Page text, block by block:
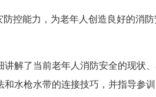
控能力，为老年人创造良好的消防
解了当前老年人消防安全的现状
水枪水带的连接技巧，并指导参